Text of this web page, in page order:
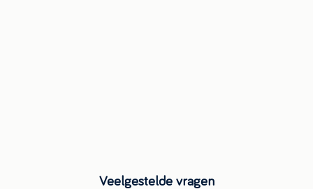
Veelgestelde vragen